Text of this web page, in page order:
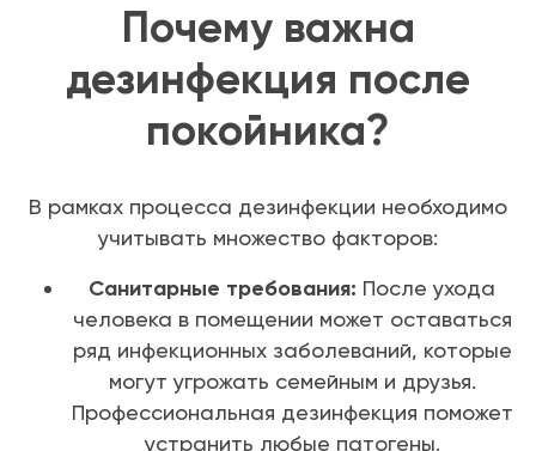
Почему важна
дезинфекция после
покойника?
В рамках процесса дезинфекции необходимо
учитывать множество факторов:
Санитарные требования: После ухода
человека в помещении может оставаться
ряд инфекционных заболеваний, которые
могут угрожать семейным и друзья.
Профессиональная дезинфекция поможет
устранить любые патогены.